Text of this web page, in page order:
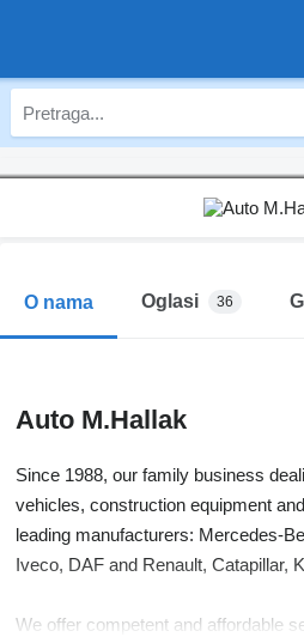
O nama Oglasi 36
Auto M.Hallak
Since 1988, our family business
vehicles, construction equipment
leading manufacturers: Mercedes-
Iveco, DAF and Renault, Catapillar,
We offer competent and affordable